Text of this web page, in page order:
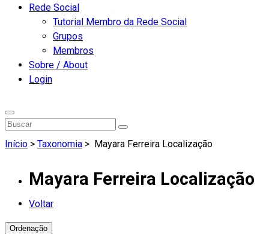
Rede Social
Tutorial Membro da Rede Social
Grupos
Membros
Sobre / About
Login
Início > Taxonomia > Mayara Ferreira Localização
Mayara Ferreira Localização
Voltar
Ordenação